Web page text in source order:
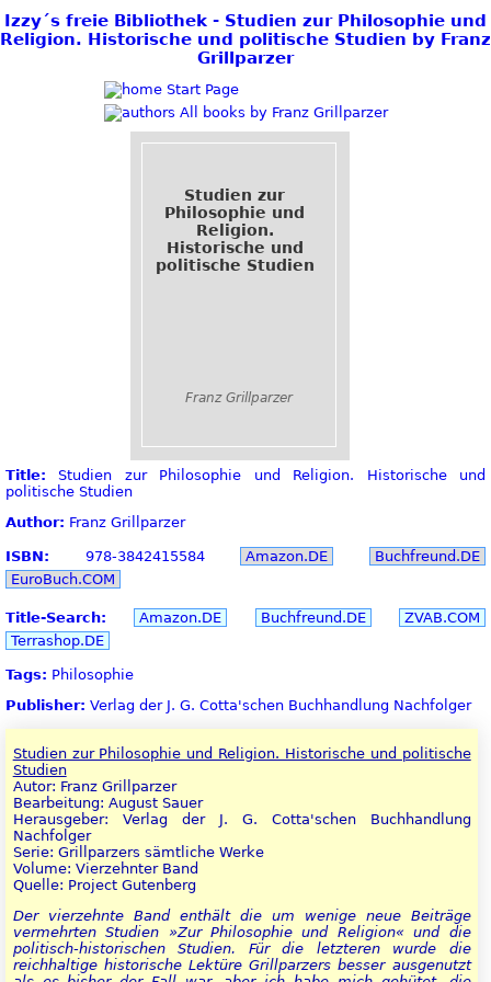
Izzy´s freie Bibliothek - Studien zur Philosophie und
Religion. Historische und politische Studien by Franz
Grillparzer
Start Page
All books by Franz Grillparzer
Studien zur
Philosophie und
Religion.
Historische und
politische Studien
Franz Grillparzer
Title: Studien zur Philosophie und Religion. Historische und
politische Studien
Author: Franz Grillparzer
ISBN: 978-3842415584 Amazon.DE
Buchfreund.DE
EuroBuch.COM
Title-Search: Amazon.DE Buchfreund.DE
ZVAB.COM
Terrashop.DE
Tags: Philosophie
Publisher: Verlag der J. G. Cotta'schen Buchhandlung Nachfolger
Studien zur Philosophie und Religion. Historische und politische
Studien
Autor: Franz Grillparzer
Bearbeitung: August Sauer
Herausgeber: Verlag der J. G. Cotta'schen Buchhandlung
Nachfolger
Serie: Grillparzers sämtliche Werke
Volume: Vierzehnter Band
Quelle: Project Gutenberg
Der vierzehnte Band enthält die um wenige neue Beiträge
vermehrten Studien »Zur Philosophie und Religion« und die
politisch-historischen Studien. Für die letzteren wurde die
reichhaltige historische Lektüre Grillparzers besser ausgenutzt